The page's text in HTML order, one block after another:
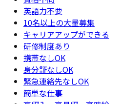
英語力不要
10名以上の大量募集
キャリアアップができる
研修制度あり
携帯なしOK
身分証なしOK
緊急連絡先なしOK
簡単な仕事